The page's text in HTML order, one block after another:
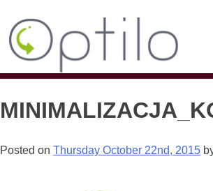
Posted on Thursday October 22nd, 2015